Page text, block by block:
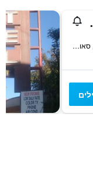
Days
8821 Garfield Avenue, סאות' גייט, CA, ארצות הברית